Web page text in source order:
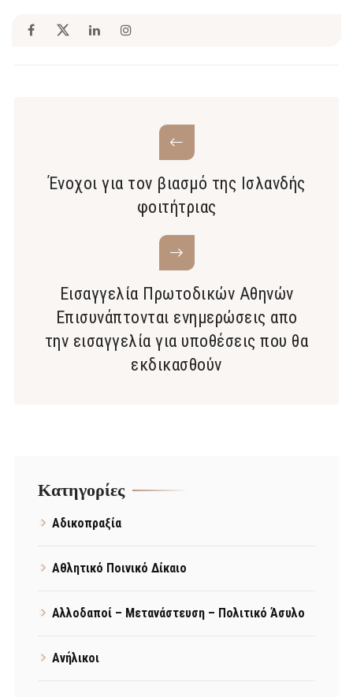
Ένοχοι για τον βιασμό της Ισλανδής
φοιτήτριας
Εισαγγελία Πρωτοδικών Αθηνών
Επισυνάπτονται ενημερώσεις απο
την εισαγγελία για υποθέσεις που θα
εκδικασθούν
Kατηγορίες
Αδικοπραξία
Αθλητικό Ποινικό Δίκαιο
Αλλοδαποί – Μετανάστευση – Πολιτικό Άσυλο
Ανήλικοι